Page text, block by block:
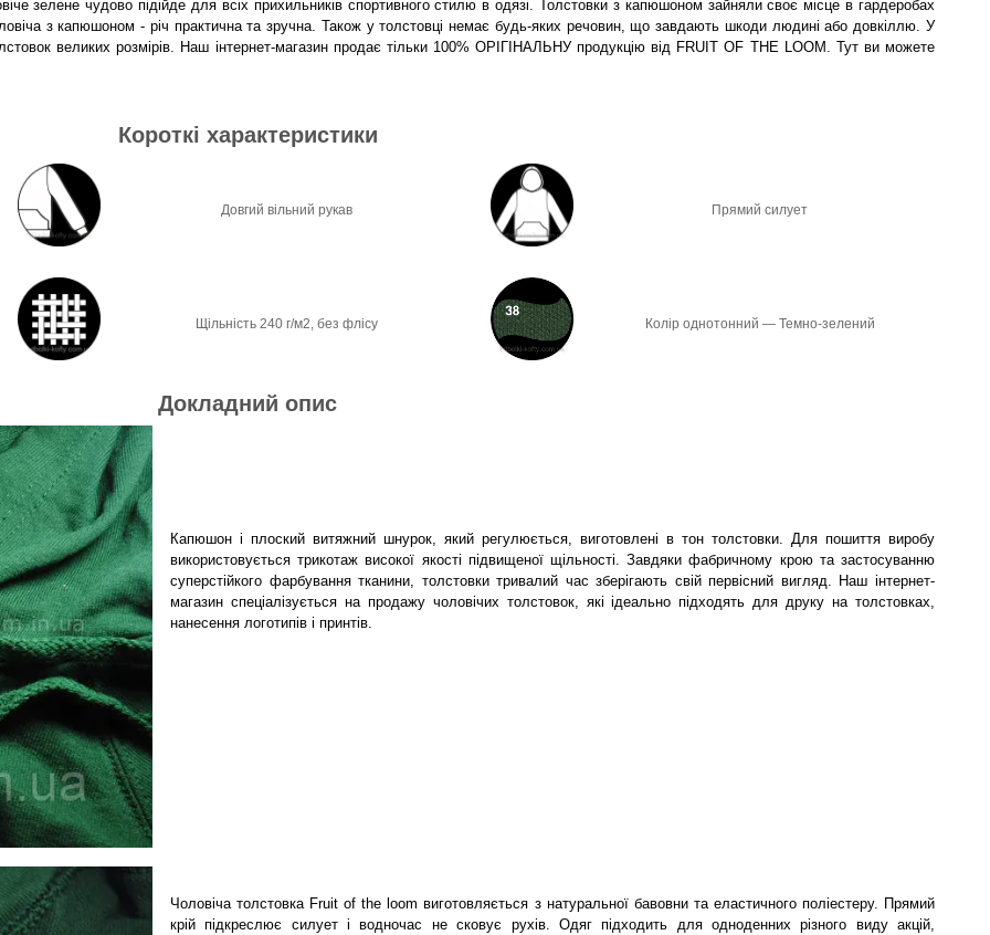
зелене чудово підійде для всіх прихильників спортивного стилю в одязі. Толстовки з капюшоном зайняли своє місце в гардеробах
з капюшоном - річ практична та зручна. Також у толстовці немає будь-яких речовин, що завдають шкоди людині або довкіллю. У
великих розмірів. Наш інтернет-магазин продає тільки 100% ОРІГІНАЛЬНУ продукцію від FRUIT OF THE LOOM. Тут ви можете
Короткі характеристики
Довгий вільний рукав Прямий силует
Щільність 240 г/м2, без флісу Колір однотонний — Темно-зелений
Докладний опис
Капюшон і плоский витяжний шнурок, який регулюється, виготовлені в тон толстовки. Для пошиття виробу
використовується трикотаж високої якості підвищеної щільності. Завдяки фабричному крою та застосуванню
суперстійкого фарбування тканини, толстовки тривалий час зберігають свій первісний вигляд. Наш інтернет-
магазин спеціалізується на продажу чоловічих толстовок, які ідеально підходять для друку на толстовках,
нанесення логотипів і принтів.
Чоловіча толстовка Fruit of the loom виготовляється з натуральної бавовни та еластичного поліестеру. Прямий
крій підкреслює силует і водночас не сковує рухів. Одяг підходить для одноденних різного виду акцій,